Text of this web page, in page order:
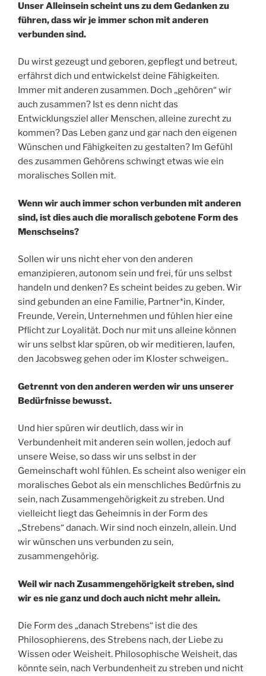
Unser Alleinsein scheint uns zu dem Gedanken zu
führen, dass wir je immer schon mit anderen
verbunden sind.
Du wirst gezeugt und geboren, gepflegt und betreut,
erfährst dich und entwickelst deine Fähigkeiten.
Immer mit anderen zusammen. Doch „gehören“ wir
auch zusammen? Ist es denn nicht das
Entwicklungsziel aller Menschen, alleine zurecht zu
kommen? Das Leben ganz und gar nach den eigenen
Wünschen und Fähigkeiten zu gestalten? Im Gefühl
des zusammen Gehörens schwingt etwas wie ein
moralisches Sollen mit.
Wenn wir auch immer schon verbunden mit anderen
sind, ist dies auch die moralisch gebotene Form des
Menschseins?
Sollen wir uns nicht eher von den anderen
emanzipieren, autonom sein und frei, für uns selbst
handeln und denken? Es scheint beides zu geben. Wir
sind gebunden an eine Familie, Partner*in, Kinder,
Freunde, Verein, Unternehmen und fühlen hier eine
Pflicht zur Loyalität. Doch nur mit uns alleine können
wir uns selbst klar spüren, ob wir meditieren, laufen,
den Jacobsweg gehen oder im Kloster schweigen..
Getrennt von den anderen werden wir uns unserer
Bedürfnisse bewusst.
Und hier spüren wir deutlich, dass wir in
Verbundenheit mit anderen sein wollen, jedoch auf
unsere Weise, so dass wir uns selbst in der
Gemeinschaft wohl fühlen. Es scheint also weniger ein
moralisches Gebot als ein menschliches Bedürfnis zu
sein, nach Zusammengehörigkeit zu streben. Und
vielleicht liegt das Geheimnis in der Form des
„Strebens“ danach. Wir sind noch einzeln, allein. Und
wir wünschen uns verbunden zu sein,
zusammengehörig.
Weil wir nach Zusammengehörigkeit streben, sind
wir es nie ganz und doch auch nicht mehr allein.
Die Form des „danach Strebens“ ist die des
Philosophierens, des Strebens nach, der Liebe zu
Wissen oder Weisheit. Philosophische Weisheit, das
könnte sein, nach Verbundenheit zu streben und nicht